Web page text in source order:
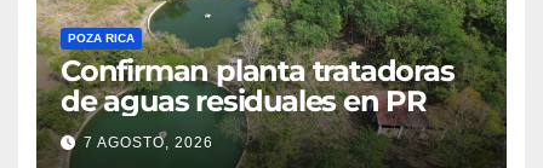
POZA RICA
Confirman planta tratadoras
de aguas residuales en PR
7 AGOSTO, 2026